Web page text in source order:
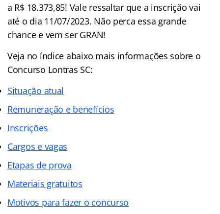
a R$ 18.373,85! Vale ressaltar que a inscrição vai
até o dia 11/07/2023. Não perca essa grande
chance e vem ser GRAN!
Veja no índice abaixo mais informações sobre o
Concurso Lontras SC:
Situação atual
Remuneração e benefícios
Inscrições
Cargos e vagas
Etapas de prova
Materiais gratuitos
Motivos para fazer o concurso